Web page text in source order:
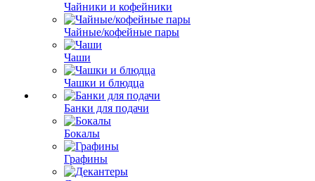
Чайники и кофейники
Чайные/кофейные пары
Чаши
Чашки и блюдца
Банки для подачи
Бокалы
Графины